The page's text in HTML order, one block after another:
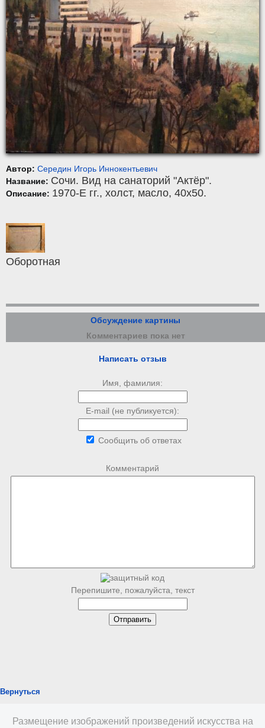
Автор: Середин Игорь Иннокентьевич
Название: Сочи. Вид на санаторий "Актёр".
Описание: 1970-Е гг., холст, масло, 40x50.
Оборотная
Обсуждение картины
Комментариев пока нет
Написать отзыв
Имя, фамилия:
E-mail (не публикуется):
Сообщить об ответах
Комментарий
Перепишите, пожалуйста, текст
Вернуться
Размещение изображений произведений искусства на